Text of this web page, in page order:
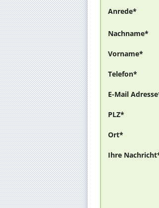
Anrede*
Nachname*
Vorname*
Telefon*
E-Mail
PLZ*
Ort*
Ihre